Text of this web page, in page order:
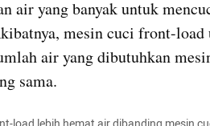
air yang banyak untuk
mesin cuci front-load
air yang dibutuhkan
sama.